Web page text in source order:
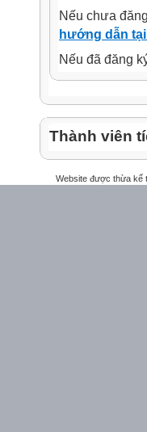
Nếu chưa
hướng dẫn
Nếu đã đăng
Thành viên
Website được thừa kế